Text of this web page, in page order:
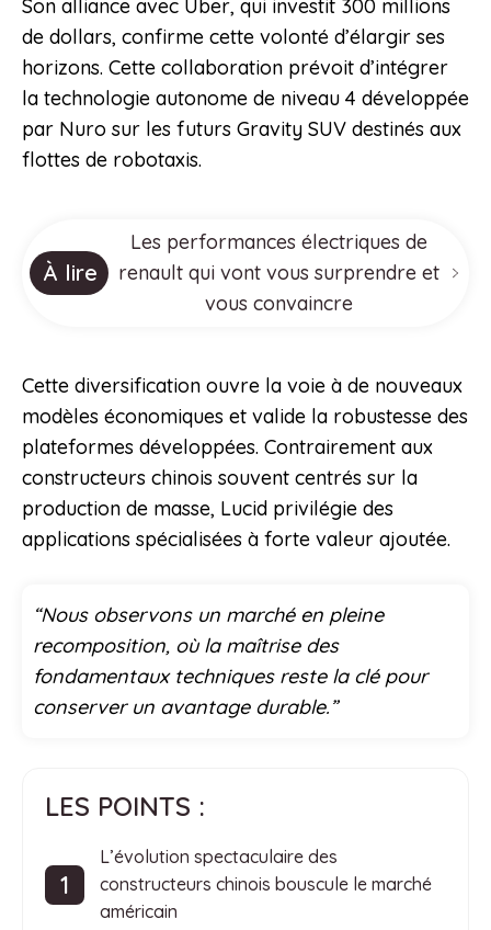
Son alliance avec Uber, qui investit 300 millions
de dollars, confirme cette volonté d’élargir ses
horizons. Cette collaboration prévoit d’intégrer
la technologie autonome de niveau 4 développée
par Nuro sur les futurs Gravity SUV destinés aux
flottes de robotaxis.
À lire
Les performances électriques de
renault qui vont vous surprendre et
vous convaincre
Cette diversification ouvre la voie à de nouveaux
modèles économiques et valide la robustesse des
plateformes développées. Contrairement aux
constructeurs chinois souvent centrés sur la
production de masse, Lucid privilégie des
applications spécialisées à forte valeur ajoutée.
“Nous observons un marché en pleine
recomposition, où la maîtrise des
fondamentaux techniques reste la clé pour
conserver un avantage durable.”
LES POINTS :
L’évolution spectaculaire des
constructeurs chinois bouscule le marché
américain